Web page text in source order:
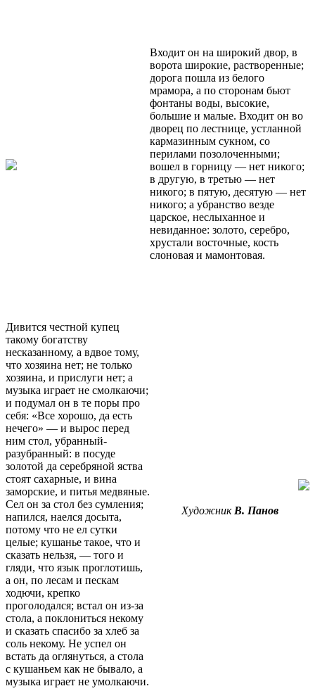
Входит он на широкий двор, в
ворота широкие, растворенные;
дорога пошла из белого
мрамора, а по сторонам бьют
фонтаны воды, высокие,
большие и малые. Входит он во
дворец по лестнице, устланной
кармазинным сукном, со
перилами позолоченными;
вошел в горницу — нет никого;
в другую, в третью — нет
никого; в пятую, десятую — нет
никого; а убранство везде
царское, неслыханное и
невиданное: золото, серебро,
хрустали восточные, кость
слоновая и мамонтовая.
Дивится честной купец
такому богатству
несказанному, а вдвое тому,
что хозяина нет; не только
хозяина, и прислуги нет; а
музыка играет не смолкаючи;
и подумал он в те поры про
себя: «Все хорошо, да есть
нечего» — и вырос перед
ним стол, убранный-
разубранный: в посуде
золотой да серебряной яства
стоят сахарные, и вина
заморские, и питья медвяные.
Сел он за стол без сумления;
напился, наелся досыта,
потому что не ел сутки
целые; кушанье такое, что и
сказать нельзя, — того и
гляди, что язык проглотишь,
а он, по лесам и пескам
ходючи, крепко
проголодался; встал он из-за
стола, а поклониться некому
и сказать спасибо за хлеб за
соль некому. Не успел он
встать да оглянуться, а стола
с кушаньем как не бывало, а
музыка играет не умолкаючи.
Художник В. Панов